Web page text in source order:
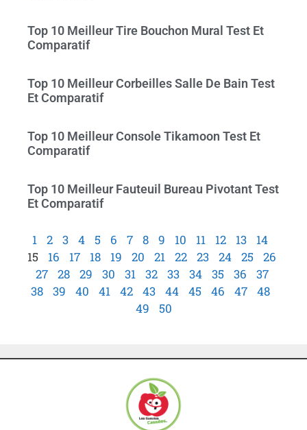
Top 10 Meilleur Tire Bouchon Mural Test Et
Comparatif
Top 10 Meilleur Corbeilles Salle De Bain Test
Et Comparatif
Top 10 Meilleur Console Tikamoon Test Et
Comparatif
Top 10 Meilleur Fauteuil Bureau Pivotant Test
Et Comparatif
1 2 3 4 5 6 7 8 9 10 11 12 13
14
15
16 17 18 19 20 21 22 23 24 25
26
27
28 29 30 31 32 33 34 35 36
37
38
39 40 41 42 43 44 45 46 47
48
49
50